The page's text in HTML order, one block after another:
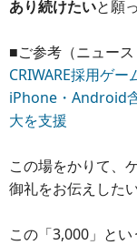
あり続けたいと願
■ご参考（ニュース
CRIWARE採用ゲ
iPhone・Android
大を支援
この場をかりて、
御礼をお伝えした
この「3,000」と